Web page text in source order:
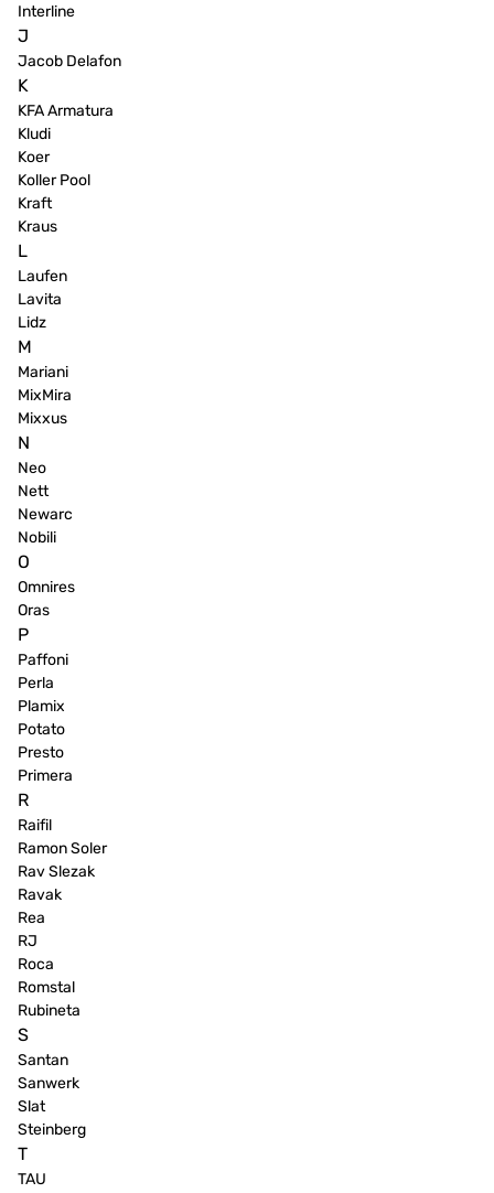
Interline
J
Jacob Delafon
K
KFA Armatura
Kludi
Koer
Koller Pool
Kraft
Kraus
L
Laufen
Lavita
Lidz
M
Mariani
MixMira
Mixxus
N
Neo
Nett
Newarc
Nobili
O
Omnires
Oras
P
Paffoni
Perla
Plamix
Potato
Presto
Primera
R
Raifil
Ramon Soler
Rav Slezak
Ravak
Rea
RJ
Roca
Romstal
Rubineta
S
Santan
Sanwerk
Slat
Steinberg
T
TAU